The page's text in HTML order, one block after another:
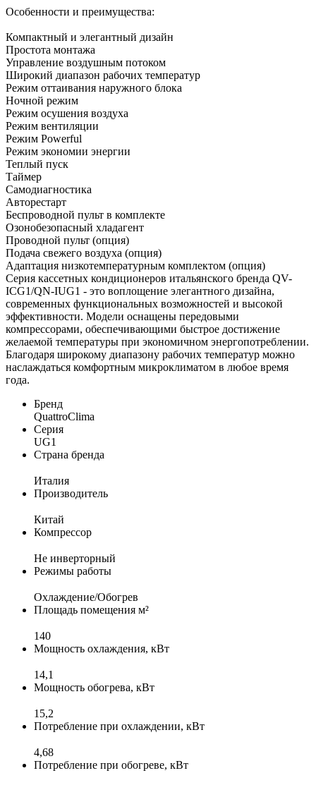
Особенности и преимущества:
Компактный и элегантный дизайн
Простота монтажа
Управление воздушным потоком
Широкий диапазон рабочих температур
Режим оттаивания наружного блока
Ночной режим
Режим осушения воздуха
Режим вентиляции
Режим Powerful
Режим экономии энергии
Теплый пуск
Таймер
Самодиагностика
Авторестарт
Беспроводной пульт в комплекте
Озонобезопасный хладагент
Проводной пульт (опция)
Подача свежего воздуха (опция)
Адаптация низкотемпературным комплектом (опция)
Серия кассетных кондиционеров итальянского бренда QV-
ICG1/QN-IUG1 - это воплощение элегантного дизайна,
современных функциональных возможностей и высокой
эффективности. Модели оснащены передовыми
компрессорами, обеспечивающими быстрое достижение
желаемой температуры при экономичном энергопотреблении.
Благодаря широкому диапазону рабочих температур можно
наслаждаться комфортным микроклиматом в любое время
года.
Бренд
QuattroClima
Серия
UG1
Страна бренда
Италия
Производитель
Китай
Компрессор
Не инверторный
Режимы работы
Охлаждение/Обогрев
Площадь помещения м²
140
Мощность охлаждения, кВт
14,1
Мощность обогрева, кВт
15,2
Потребление при охлаждении, кВт
4,68
Потребление при обогреве, кВт